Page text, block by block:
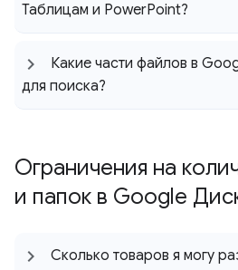
Таблицам и PowerPoint?
Какие части файлов в
для поиска?
Ограничения на
и папок в Google
Сколько товаров я могу